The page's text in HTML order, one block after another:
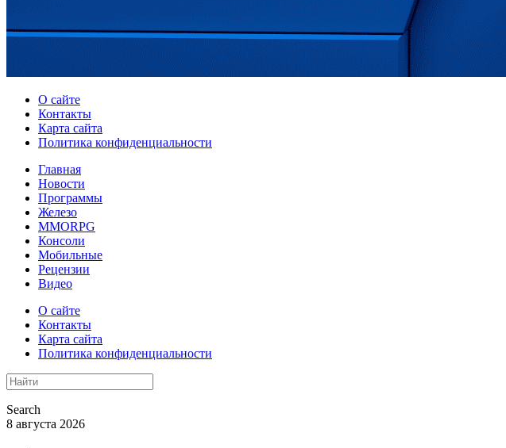
О сайте
Контакты
Карта сайта
Политика конфиденциальности
Главная
Новости
Программы
Железо
MMORPG
Консоли
Мобильные
Рецензии
Видео
О сайте
Контакты
Карта сайта
Политика конфиденциальности
Search
8 августа 2026